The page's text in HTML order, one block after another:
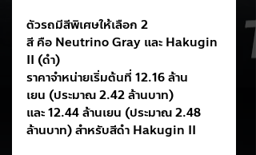
ตัวรถมีสีพิเศษให้เลือก 2
สี คือ Neutrino Gray และ Hakugin
II (ดำ)
ราคาจำหน่ายเริ่มต้นที่ 12.16 ล้าน
เยน (ประมาณ 2.42 ล้านบาท)
และ 12.44 ล้านเยน (ประมาณ 2.48
ล้านบาท) สำหรับสีดำ Hakugin II